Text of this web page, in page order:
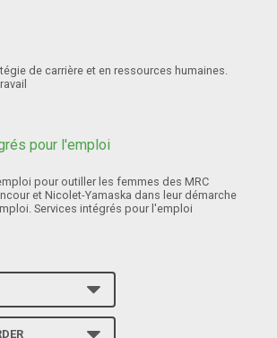
de carrière et en ressources humaines.
pour outiller les femmes des MRC
et Nicolet-Yamaska dans leur démarche
Services intégrés pour l'emploi